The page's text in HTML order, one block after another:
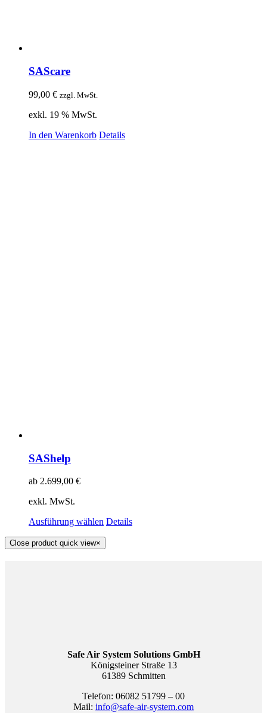
SAScare
99,00 € zzgl. MwSt.
exkl. 19 % MwSt.
In den Warenkorb Details
SAShelp
ab 2.699,00 €
exkl. MwSt.
Ausführung wählen Details
Close product quick view×
Safe Air System Solutions GmbH
Königsteiner Straße 13
61389 Schmitten
Telefon: 06082 51799 – 00
Mail: info@safe-air-system.com